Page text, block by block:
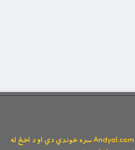
د وېبپاڼې ټولې توکیزې او مانیزې رښتې له Andyal.com سره خوندي دي او د اخځ له